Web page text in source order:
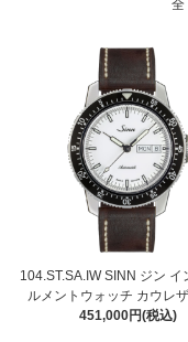
全
104.ST.SA.IW SINN ジン イ
ルメントウォッチ カウレ
451,000円(税込)